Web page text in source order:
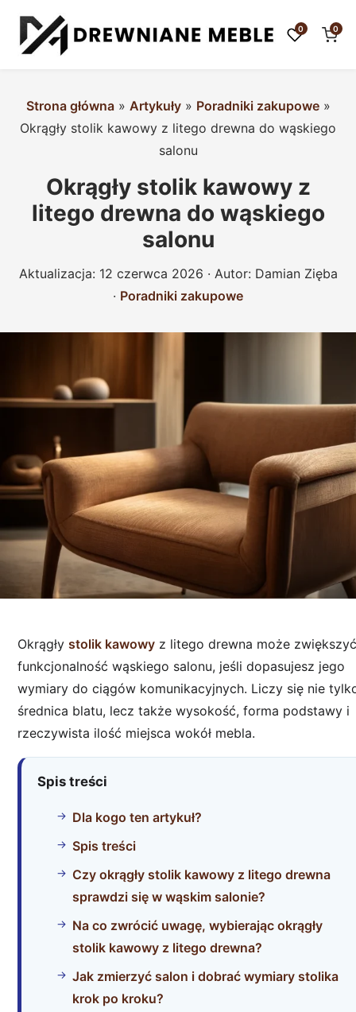
0 0
Strona główna» Artykuły» Poradniki zakupowe»
Okrągły stolik kawowy z litego drewna do wąskiego
salonu
Okrągły stolik kawowy z
litego drewna do wąskiego
salonu
Aktualizacja: 12 czerwca 2026 · Autor: Damian Zięba
· Poradniki zakupowe
Okrągłystolik kawowy z litego drewna może
funkcjonalność wąskiego salonu, jeśli dopasujesz jego
wymiary do ciągów komunikacyjnych. Liczy się nie
średnica blatu, lecz także wysokość, forma podstawy i
rzeczywista ilość miejsca wokół mebla.
Spis treści
Dla kogo ten artykuł?
Spis treści
Czy okrągły stolik kawowy z litego drewna
sprawdzi się w wąskim salonie?
Na co zwrócić uwagę, wybierając okrągły
stolik kawowy z litego drewna?
Jak zmierzyć salon i dobrać wymiary stolika
krok po kroku?